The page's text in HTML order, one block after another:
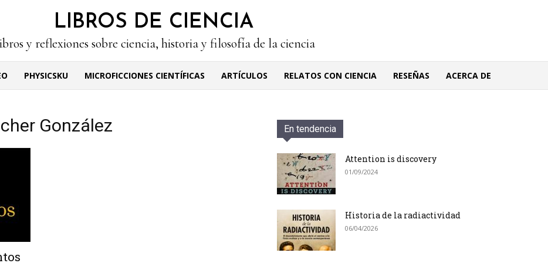
LIBROS DE CIENCIA
y reflexiones sobre ciencia, historia y filosofía de la ciencia
PHYSICSKU MICROFICCIONES CIENTÍFICAS ARTÍCULOS RELATOS CON CIENCIA RESEÑAS ACERCA DE
González En tendencia
Attention is discovery
01/09/2024
Historia de la radiactividad
06/04/2026